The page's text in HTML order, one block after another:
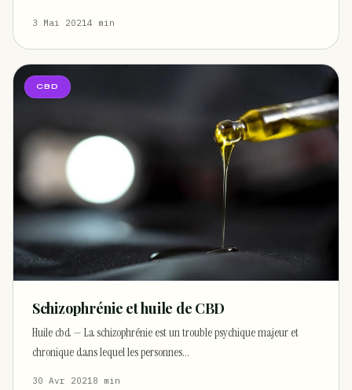
3 Mai 20214 min
CBD
Schizophrénie et huile de CBD
Huile cbd — La schizophrénie est un trouble psychique majeur et
chronique dans lequel les personnes…
30 Avr 20218 min